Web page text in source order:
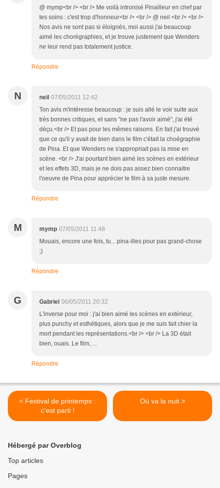
@ mymp<br /> <br /> Me voilà intronisé Pinailleur en chef par
tes soins : c'est trop d'honneur<br /> <br /> @ neil <br /> <br />
Nos avis ne sont pas si éloignés, moi aussi j'ai beaucoup
aimé les chorégraphies, et je trouve justement que Wenders
ne leur rend pas totalement justice.
Répondre
N neil 07/05/2011 12:42
Ton avis m'intéresse beaucoup : je suis allé le voir suite aux
très bonnes critiques, et sans "ne pas l'avoir aimé", j'ai été
déçu.<br /> Et pas pour les mêmes raisons. En fait j'ai trouvé
que ce qu'il y avait de bien dans le film c'était la choégraphie
de Pina. Et que Wenders ne s'appropriait pas la mise en
scène. <br /> J'ai pourtant bien aimé les scènes en extérieur
et les effets 3D, mais je ne dois pas assez bien connaitre
l'oeuvre de Pina pour apprécier le film à sa juste mesure.
Répondre
M mymp 07/05/2011 11:48
Mouais, encore une fois, tu... pina-illes pour pas grand-chose
;)
Répondre
G Gabriel 06/05/2011 20:32
L'inverse pour moi : j'ai bien aimé les scènes en extérieur,
plus punchy et esthétiques, alors que je me suis fait chier la
mort pendant les représentations.<br /> <br /> La 3D était
bien, ouais. Le film, ...
Répondre
< Festival de printemps :
c'est parti !
Où va la nuit >
Hébergé par Overblog
Top articles
Pages